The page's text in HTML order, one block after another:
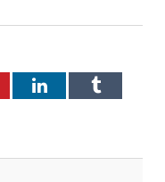
LinkedInTumblr